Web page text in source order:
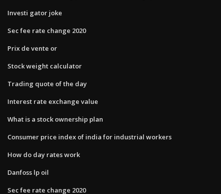
Investi gator joke
Sec fee rate change 2020
Prix de vente or
Stock weight calculator
Trading quote of the day
Interest rate exchange value
What is a stock ownership plan
Consumer price index of india for industrial workers
How do day rates work
Danfoss lp oil
Sec fee rate change 2020